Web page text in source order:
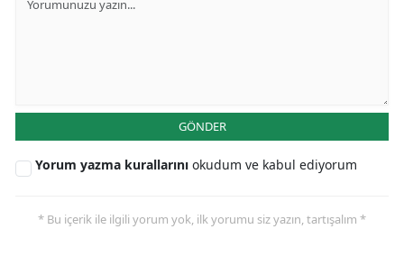
GÖNDER
Yorum yazma kurallarını okudum ve kabul ediyorum
* Bu içerik ile ilgili yorum yok, ilk yorumu siz yazın, tartışalım *